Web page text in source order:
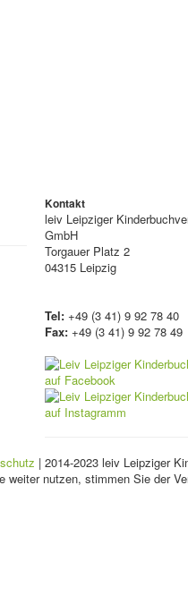
Kontakt
leiv Leipziger
GmbH
Torgauer Platz 2
04315 Leipzig
Tel: +49 (3 41) 9 92 78 40
Fax: +49 (3 41) 9 92 78 49
| 2014-2023 leiv Leipziger
nutzen, stimmen Sie der